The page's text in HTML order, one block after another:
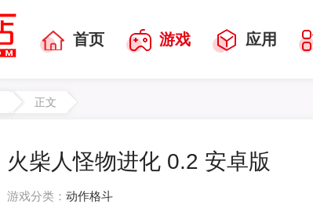
首页 游戏 应用
正文
火柴人怪物进化 0.2 安卓版
游戏分类： 动作格斗